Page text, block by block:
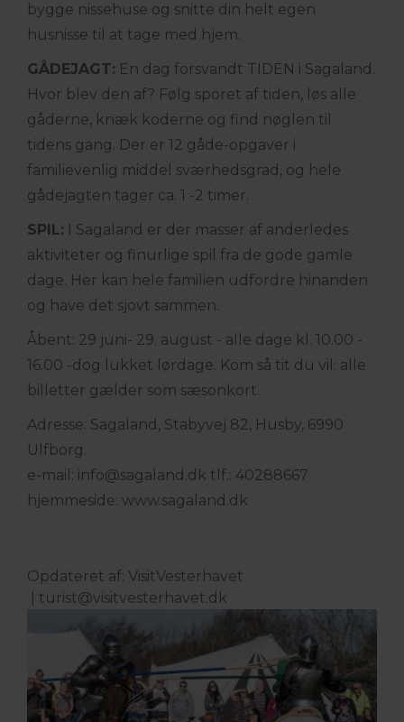
bygge nissehuse og snitte din helt egen
husnisse til at tage med hjem.
GÅDEJAGT: En dag forsvandt TIDEN i Sagaland.
Hvor blev den af? Følg sporet af tiden, løs alle
gåderne, knæk koderne og find nøglen til
tidens gang. Der er 12 gåde-opgaver i
familievenlig middel sværhedsgrad, og hele
gådejagten tager ca. 1 -2 timer.
SPIL: I Sagaland er der masser af anderledes
aktiviteter og finurlige spil fra de gode gamle
dage. Her kan hele familien udfordre hinanden
og have det sjovt sammen.
Åbent: 29 juni- 29. august - alle dage kl. 10.00 -
16.00 -dog lukket lørdage. Kom så tit du vil: alle
billetter gælder som sæsonkort.
Adresse: Sagaland, Stabyvej 82, Husby, 6990
Ulfborg.
e-mail: info@sagaland.dk tlf.: 40288667
hjemmeside: www.sagaland.dk
Opdateret af: VisitVesterhavet
turist@visitvesterhavet.dk